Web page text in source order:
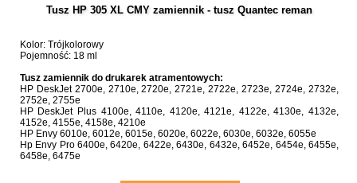
Tusz HP 305 XL CMY zamiennik - tusz Quantec reman
Kolor: Trójkolorowy
Pojemność: 18 ml
Tusz zamiennik do drukarek atramentowych:
HP DeskJet 2700e, 2710e, 2720e, 2721e, 2722e, 2723e, 2724e, 2732e,
2752e, 2755e
HP DeskJet Plus 4100e, 4110e, 4120e, 4121e, 4122e, 4130e, 4132e,
4152e, 4155e, 4158e, 4210e
HP Envy 6010e, 6012e, 6015e, 6020e, 6022e, 6030e, 6032e, 6055e
Hp Envy Pro 6400e, 6420e, 6422e, 6430e, 6432e, 6452e, 6454e, 6455e,
6458e, 6475e